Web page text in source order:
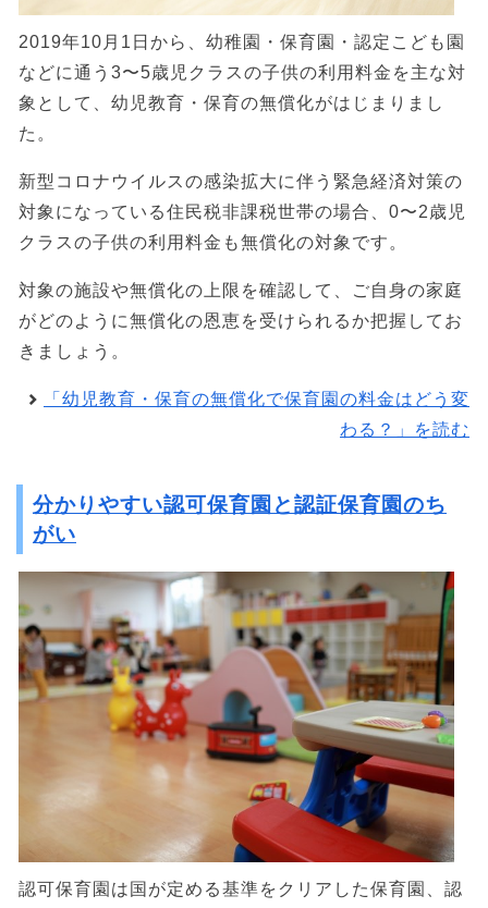
2019年10月1日から、幼稚園・保育園・認定こども園
などに通う3〜5歳児クラスの子供の利用料金を主な対
象として、幼児教育・保育の無償化がはじまりまし
た。
新型コロナウイルスの感染拡大に伴う緊急経済対策の
対象になっている住民税非課税世帯の場合、0〜2歳児
クラスの子供の利用料金も無償化の対象です。
対象の施設や無償化の上限を確認して、ご自身の家庭
がどのように無償化の恩恵を受けられるか把握してお
きましょう。
「幼児教育・保育の無償化で保育園の料金はどう変
わる？」を読む
分かりやすい認可保育園と認証保育園のち
がい
認可保育園は国が定める基準をクリアした保育園、認